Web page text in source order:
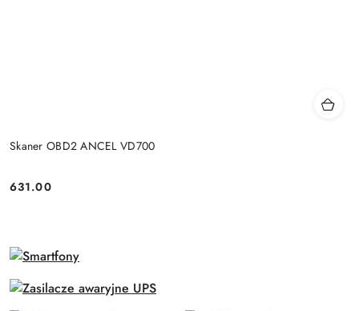
Skaner OBD2 ANCEL VD700
Cena:
631.00